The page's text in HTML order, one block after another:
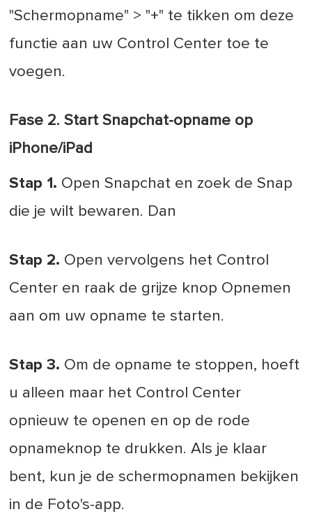
"Schermopname" > "+" te tikken om deze
functie aan uw Control Center toe te
voegen.
Fase 2. Start Snapchat-opname op
iPhone/iPad
Stap 1. Open Snapchat en zoek de Snap
die je wilt bewaren. Dan
Stap 2. Open vervolgens het Control
Center en raak de grijze knop Opnemen
aan om uw opname te starten.
Stap 3. Om de opname te stoppen, hoeft
u alleen maar het Control Center
opnieuw te openen en op de rode
opnameknop te drukken. Als je klaar
bent, kun je de schermopnamen bekijken
in de Foto's-app.